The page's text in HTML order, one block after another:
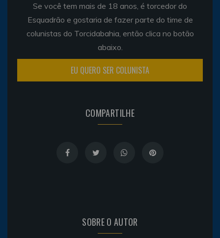
Se você tem mais de 18 anos, é torcedor do
Esquadrão e gostaria de fazer parte do time de
colunistas do Torcidabahia, então clica no botão
abaixo.
EU QUERO SER COLUNISTA
COMPARTILHE
SOBRE O AUTOR